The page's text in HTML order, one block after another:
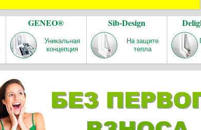
GENEO®
Уникальная
концепция
Sib-Design
На защите
тепла